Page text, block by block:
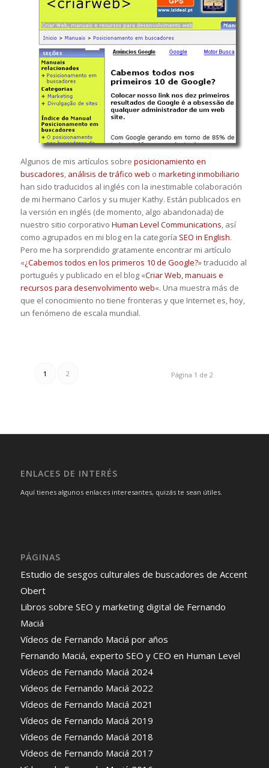
Algunos de mis artículos sobre posicionamiento en
buscadores, análisis de tráfico web o marketing inmobiliario
han sido traducidos al inglés con la inestimable colaboración
de mi hermano Carlos y su mujer Kathy. Están publicados en
la versión en inglés (de momento, algo abandonada) de
nuestro sitio corporativo Human Level Communications, así
como agrupados en mi blog en la categoría SEO in English.
Pero me ha sorprendido gratamente encontrar mi artículo
«¿Cabemos todos en los primeros 10 de Google?» traducido al
portugués y publicado en el blog «Criar Web, manuais e
recursos para desenvolvimento web«. Una muestra más de
que el conocimiento no tiene fronteras y que Internet es, hoy,
un fenómeno de escala mundial.
Página 1 de 2
1 2
ENLACES DE INTERÉS
Aquí tienes algunos enlaces interesantes, quizás te sean útiles.
PÁGINAS
Estudio de sesgos culturales de buscadores de Accent
Obert
Libros sobre SEO y marketing digital de Fernando
Maciá
Vídeos de Fernando Maciá por años
Fernando Maciá, experto SEO y CEO en Human Level
Vídeos de Fernando Maciá 2024
Vídeos de Fernando Maciá 2022
Vídeos de Fernando Maciá 2021
Vídeos de Fernando Maciá 2019
Vídeos de Fernando Maciá 2018
Vídeos de Fernando Maciá 2017